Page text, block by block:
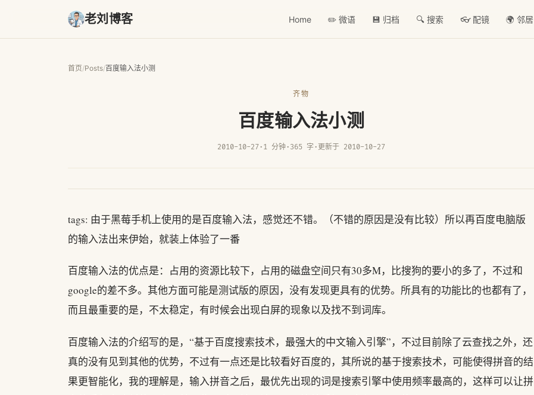
老刘博客 Home ✏️ 微语 💾 归档 🔍 搜索 👓 配镜 🌍 邻居
首页/Posts/百度输入法小测
齐物
百度输入法小测
2010-10-27· 1 分钟· 365 字 · 更新于 2010-10-27
tags: 由于黑莓手机上使用的是百度输入法，感觉还不错。（不错的原因是没有比较）所以再百度电脑版
的输入法出来伊始，就装上体验了一番
百度输入法的优点是：占用的资源比较下，占用的磁盘空间只有30多M，比搜狗的要小的多了，不过和
google的差不多。其他方面可能是测试版的原因，没有发现更具有的优势。所具有的功能比的也都有了，
而且最重要的是，不太稳定，有时候会出现白屏的现象以及找不到词库。
百度输入法的介绍写的是，“基于百度搜索技术，最强大的中文输入引擎”，不过目前除了云查找之外，还
真的没有见到其他的优势，不过有一点还是比较看好百度的，其所说的基于搜索技术，可能使得拼音的结
果更智能化，我的理解是，输入拼音之后，最优先出现的词是搜索引擎中使用频率最高的，这样可以让拼